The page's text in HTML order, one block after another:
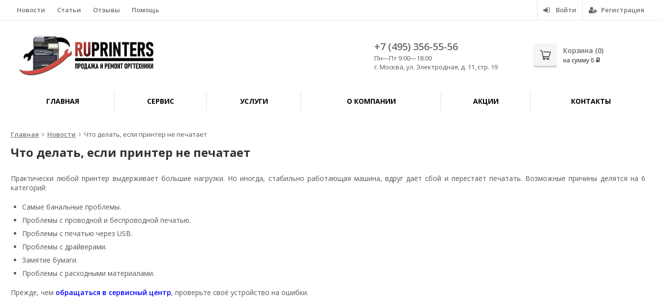
Войти Регистрация
Новости Статьи Отзывы Помощь
+7 (495) 356-55-56
Пн—Пт 9:00—18:00
г. Москва, ул. Электродная, д. 11, стр. 19
Корзина (0)
на сумму0 Р
ГЛАВНАЯ СЕРВИС УСЛУГИ О КОМПАНИИ АКЦИИ КОНТАКТЫ
Главная Новости Что делать, если принтер не печатает
Что делать, если принтер не печатает
Практически любой принтер выдерживает большие нагрузки. Но иногда, стабильно работающая машина, вдруг даёт сбой и перестаёт печатать. Возможные причины делятся на 6
категорий:
Самые банальные проблемы.
Проблемы с проводной и беспроводной печатью.
Проблемы с печатью через USB.
Проблемы с драйверами.
Замятие бумаги.
Проблемы с расходными материалами.
Прежде, чем обращаться в сервисный центр, проверьте своё устройство на ошибки.